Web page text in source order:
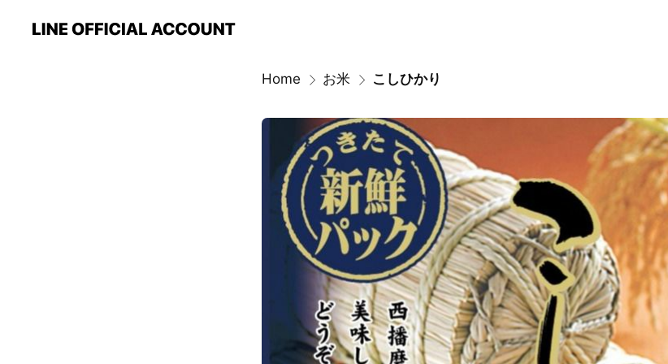
Home お米 こしひかり